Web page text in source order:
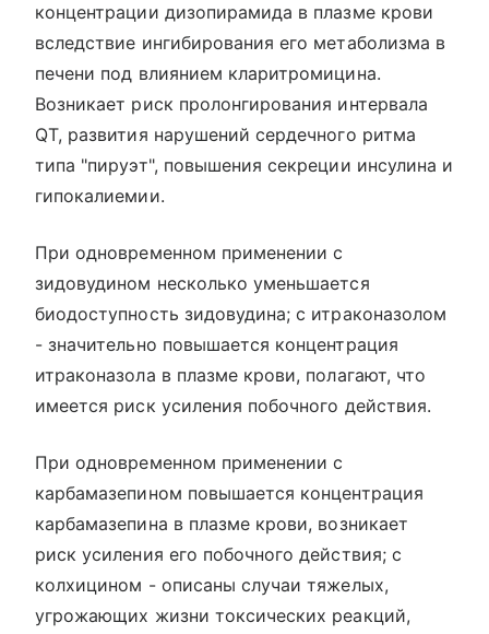
концентрации дизопирамида в плазме крови
вследствие ингибирования его метаболизма в
печени под влиянием кларитромицина.
Возникает риск пролонгирования интервала
QT, развития нарушений сердечного ритма
типа "пируэт", повышения секреции инсулина и
гипокалиемии.
При одновременном применении с
зидовудином несколько уменьшается
биодоступность зидовудина; с итраконазолом
- значительно повышается концентрация
итраконазола в плазме крови, полагают, что
имеется риск усиления побочного действия.
При одновременном применении с
карбамазепином повышается концентрация
карбамазепина в плазме крови, возникает
риск усиления его побочного действия; с
колхицином - описаны случаи тяжелых,
угрожающих жизни токсических реакций,